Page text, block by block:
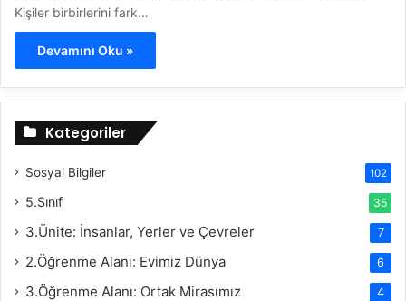
Kişiler birbirlerini fark…
Devamını Oku »
Kategoriler
Sosyal Bilgiler 102
5.Sınıf 35
3.Ünite: İnsanlar, Yerler ve Çevreler 7
2.Öğrenme Alanı: Evimiz Dünya 6
3.Öğrenme Alanı: Ortak Mirasımız 4